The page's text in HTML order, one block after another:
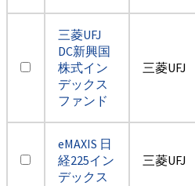
三菱UFJ
DC新興国
株式イン
デックス
ファンド
三菱UFJ
eMAXIS 日
経225イン
デックス
三菱UFJ